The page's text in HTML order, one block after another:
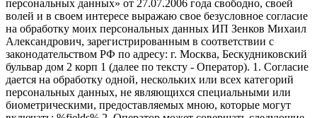
персональных данных» от 27.07.2006 года свободно, своей
волей и в своем интересе выражаю свое безусловное согласие
на обработку моих персональных данных ИП Зенков Михаил
Александрович, зарегистрированным в соответствии с
законодательством РФ по адресу: г. Москва, Бескудниковский
бульвар дом 2 корп 1 (далее по тексту - Оператор). 1. Согласие
дается на обработку одной, нескольких или всех категорий
персональных данных, не являющихся специальными или
биометрическими, предоставляемых мною, которые могут